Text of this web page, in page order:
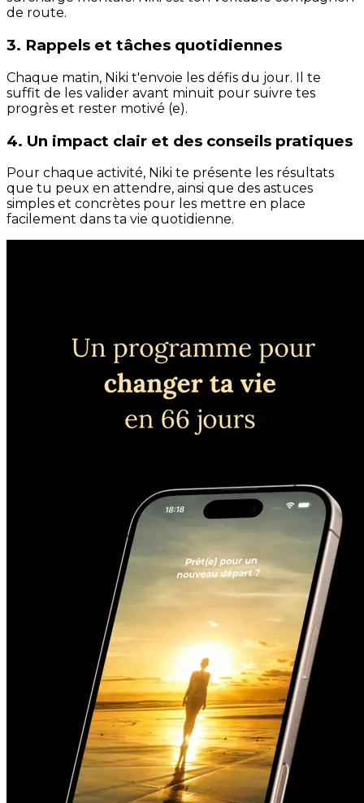
de route.
3. Rappels et tâches quotidiennes
Chaque matin, Niki t'envoie les défis du jour. Il te
suffit de les valider avant minuit pour suivre tes
progrès et rester motivé (e).
4. Un impact clair et des conseils pratiques
Pour chaque activité, Niki te présente les résultats
que tu peux en attendre, ainsi que des astuces
simples et concrètes pour les mettre en place
facilement dans ta vie quotidienne.